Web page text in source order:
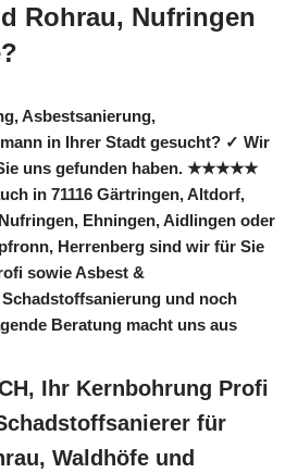
Rohrau, Nufringen
Asbestsanierung,
in Ihrer Stadt gesucht? ✓ Wir
uns gefunden haben. ★★★★★
in 71116 Gärtringen, Altdorf,
Ehningen, Aidlingen oder
Herrenberg sind wir für Sie
sowie Asbest &
und noch
Beratung macht uns aus
Ihr Kernbohrung Profi
für
Waldhöfe und